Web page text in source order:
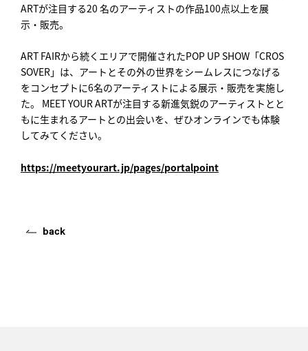
ARTが注目する20 名のアーティストの作品100点以上を展
示・販売。
ART FAIRから続くエリアで開催されたPOP UP SHOW「CROS
SOVER」は、アートとその外の世界をシームレスにつなげる
をコンセプトに6名のアーティストによる展示・販売を実施し
た。 MEET YOUR ARTが注目する新進気鋭のアーティストとと
もに生まれるアートとの出会いを、ぜひオンラインでも体験
してみてください。
https://meetyourart.jp/pages/portalpoint
back